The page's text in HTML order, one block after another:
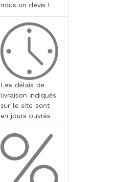
nous un devis !
Les délais de
livraison indiqués
sur le site sont
en jours ouvrés